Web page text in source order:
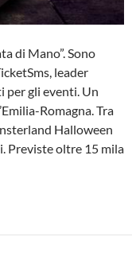
di Mano”. Sono
leader
per gli eventi. Un
Romagna. Tra
Halloween
Previste oltre 15 mila
EVENTI DI